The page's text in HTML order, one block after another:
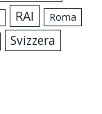
RAI
Roma
Svizzera